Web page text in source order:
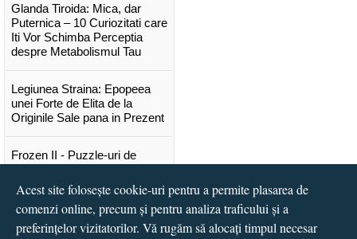
Glanda Tiroida: Mica, dar
Puternica – 10 Curiozitati care
Iti Vor Schimba Perceptia
despre Metabolismul Tau
Legiunea Straina: Epopeea
unei Forte de Elita de la
Originile Sale pana in Prezent
Frozen II - Puzzle-uri de
Lansare "Portocalele verzi" de
Vitali Cipileaga
Acest site folosește cookie-uri pentru a permite plasarea de
comenzi online, precum și pentru analiza traficului și a
preferințelor vizitatorilor. Vă rugăm să alocați timpul necesar